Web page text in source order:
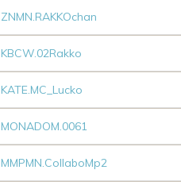
ZNMN.RAKKOchan
KBCW.02Rakko
KATE.MC_Lucko
MONADOM.0061
MMPMN.CollaboMp2